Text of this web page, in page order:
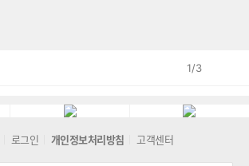
1/3
로그인 개인정보처리방침 고객센터